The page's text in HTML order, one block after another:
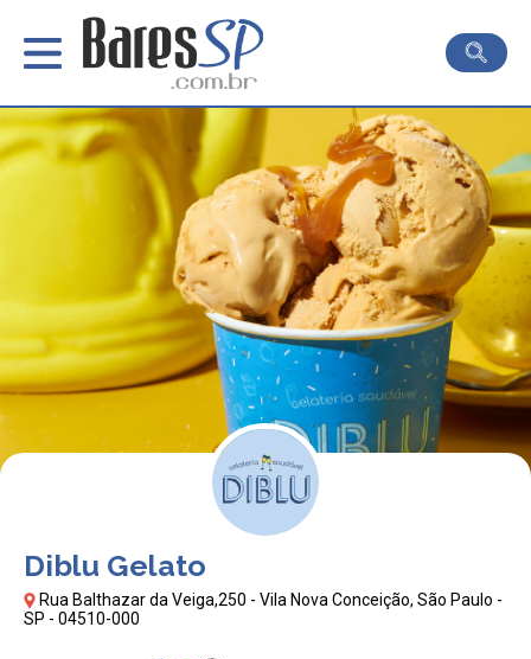
Diblu Gelato
Rua Balthazar da Veiga,250 - Vila Nova Conceição, São Paulo -
SP - 04510-000